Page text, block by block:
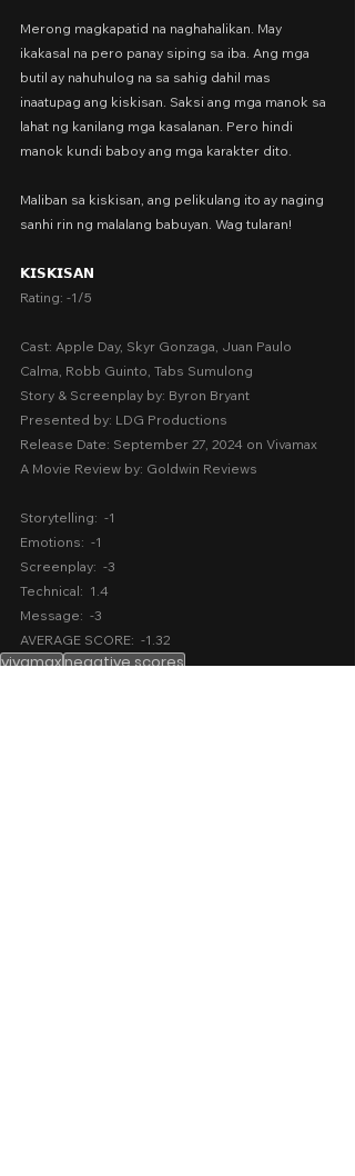
Merong magkapatid na naghahalikan. May
ikakasal na pero panay siping sa iba. Ang mga
butil ay nahuhulog na sa sahig dahil mas
inaatupag ang kiskisan. Saksi ang mga manok sa
lahat ng kanilang mga kasalanan. Pero hindi
manok kundi baboy ang mga karakter dito.
Maliban sa kiskisan, ang pelikulang ito ay naging
sanhi rin ng malalang babuyan. Wag tularan!
𝗞𝗜𝗦𝗞𝗜𝗦𝗔𝗡
Rating: -1/5
Cast: Apple Day, Skyr Gonzaga, Juan Paulo
Calma, Robb Guinto, Tabs Sumulong
Story & Screenplay by: Byron Bryant
Presented by: LDG Productions
Release Date: September 27, 2024 on Vivamax
A Movie Review by: Goldwin Reviews
Storytelling:  -1
Emotions:  -1
Screenplay:  -3
Technical:  1.4
Message:  -3
AVERAGE SCORE:  -1.32
vivamaxnegative scores